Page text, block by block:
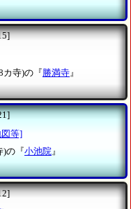
カ寺)の『勝満寺 』
図等]
)の『小池院 』